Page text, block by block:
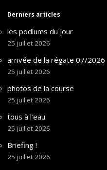
Derniers articles
les podiums du jour
25 juillet 2026
arrivée de la régate 07/2026
25 juillet 2026
photos de la course
25 juillet 2026
tous à l’eau
25 juillet 2026
Briefing !
25 juillet 2026